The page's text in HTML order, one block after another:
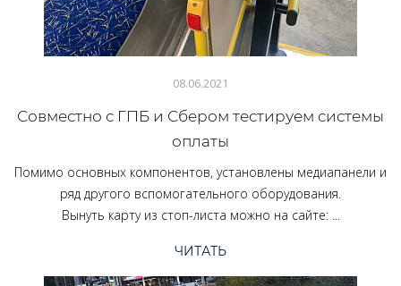
08.06.2021
Совместно с ГПБ и Сбером тестируем системы
оплаты
Помимо основных компонентов, установлены медиапанели и
ряд другого вспомогательного оборудования.
Вынуть карту из стоп-листа можно на сайте: ...
ЧИТАТЬ